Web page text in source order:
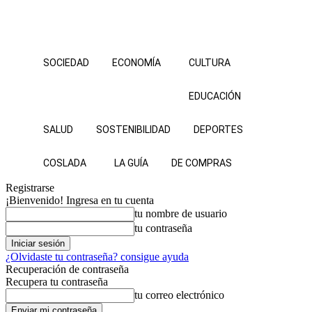
SOCIEDAD ECONOMÍA CULTURA
EDUCACIÓN
SALUD SOSTENIBILIDAD DEPORTES
COSLADA LA GUÍA DE COMPRAS
Registrarse
¡Bienvenido! Ingresa en tu cuenta
tu nombre de usuario
tu contraseña
¿Olvidaste tu contraseña? consigue ayuda
Recuperación de contraseña
Recupera tu contraseña
tu correo electrónico